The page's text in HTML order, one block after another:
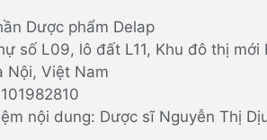
Dược phẩm Delap
số L09, lô đất L11, Khu đô thị mới
Nội, Việt Nam
nội dung: Dược sĩ Nguyễn Thị